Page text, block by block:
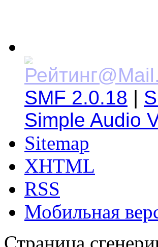
SMF 2.0.18 |
Simple Audio
Sitemap
XHTML
RSS
Мобильная
Страница